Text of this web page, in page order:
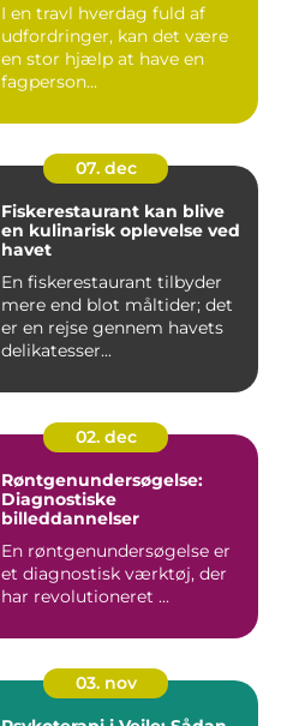
I en travl hverdag fuld af
udfordringer, kan det være
en stor hjælp at have en
fagperson...
07. dec
Fiskerestaurant kan blive
en kulinarisk oplevelse ved
havet
En fiskerestaurant tilbyder
mere end blot måltider; det
er en rejse gennem havets
delikatesser...
02. dec
Røntgenundersøgelse:
Diagnostiske
billeddannelser
En røntgenundersøgelse er
et diagnostisk værktøj, der
har revolutioneret ...
03. nov